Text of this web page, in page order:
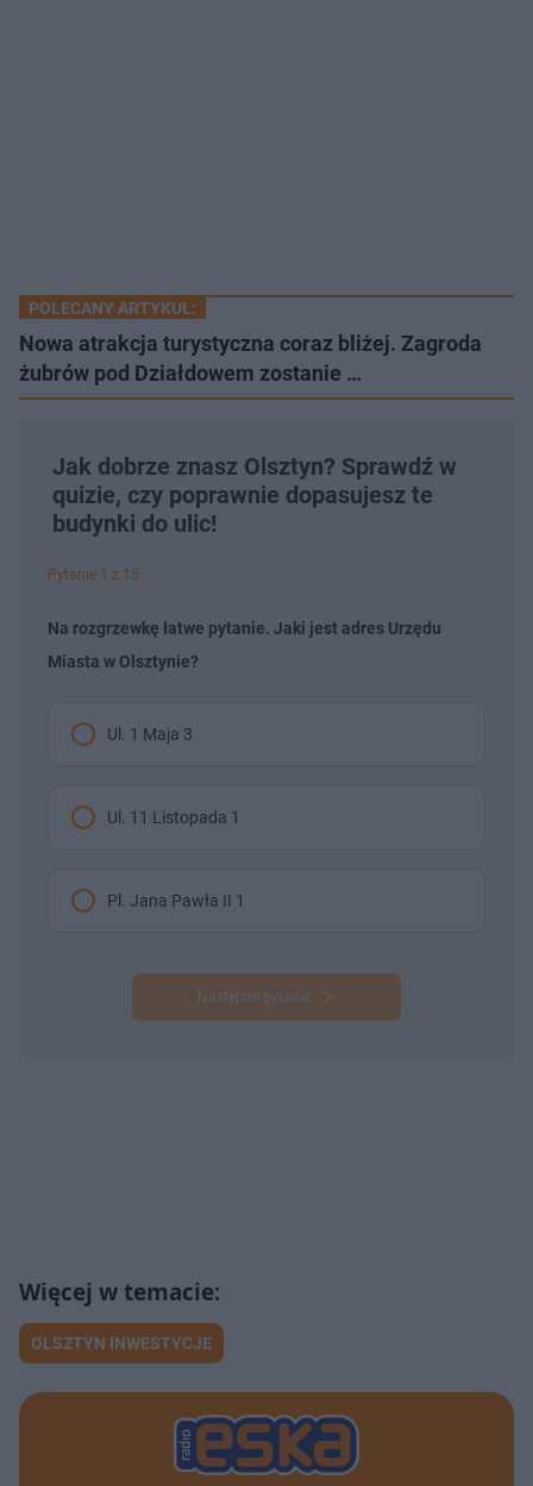
POLECANY ARTYKUŁ:
Nowa atrakcja turystyczna coraz bliżej. Zagroda
żubrów pod Działdowem zostanie …
Jak dobrze znasz Olsztyn? Sprawdź w
quizie, czy poprawnie dopasujesz te
budynki do ulic!
Pytanie 1 z 15
Na rozgrzewkę łatwe pytanie. Jaki jest adres Urzędu
Miasta w Olsztynie?
Ul. 1 Maja 3
Ul. 11 Listopada 1
Pl. Jana Pawła II 1
Następne pytanie
OLSZTYN INWESTYCJE